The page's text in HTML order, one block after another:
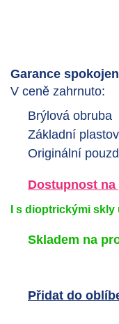
Garance
V ceně zahrnuto:
Brýlová obruba
Základní
Originální
Dostupnost
I s dioptrickými skly
Skladem na
Přidat do